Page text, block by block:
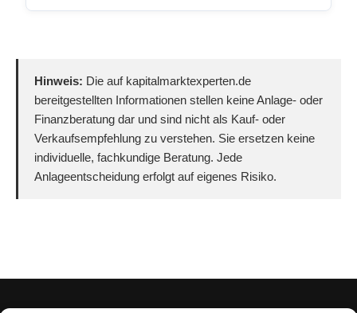
Hinweis: Die auf kapitalmarktexperten.de
bereitgestellten Informationen stellen keine Anlage- oder
Finanzberatung dar und sind nicht als Kauf- oder
Verkaufsempfehlung zu verstehen. Sie ersetzen keine
individuelle, fachkundige Beratung. Jede
Anlageentscheidung erfolgt auf eigenes Risiko.